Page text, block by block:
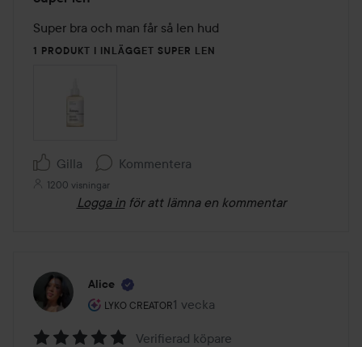
5
av
5
Super bra och man får så len hud
1 PRODUKT I INLÄGGET SUPER LEN
Gilla Kommentera
1200 visningar
Logga in för att lämna en kommentar
Alice
LYKO CREATOR
Användarens roll: Lyko Creator.
1 vecka
Inlägget skapades 1 vecka
Verifierad köpare